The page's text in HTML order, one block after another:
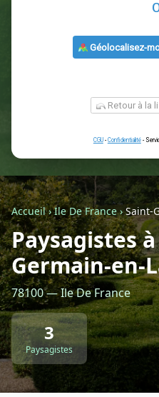
CGU-
Accueil›Ile De France›Saint-
Paysagistes
Germain-en-
78100 — Ile De France
3
Paysagistes